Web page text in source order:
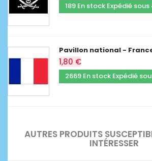
189 En stock Expédié
Pavillon national -
1,80 €
2669 En stock Expédié
AUTRES PRODUITS
INTÉRESSER